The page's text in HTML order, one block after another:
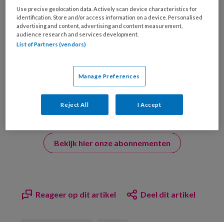
Springer Media B.V.
?
Uw bovenstaande gegevens kunnen worden toegevoegd aan
uw profiel in overeenstemming met ons
Bekijk hier onze abonnementen
Reageer op dit artikel Deel dit artikel
Use precise geolocation data. Actively scan device characteristics for
identification. Store and/or access information on a device. Personalised
advertising and content, advertising and content measurement,
audience research and services development.
List of Partners (vendors)
Manage Preferences
Reject All I Accept